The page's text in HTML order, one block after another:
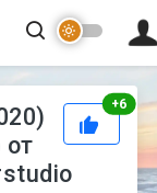
+6
от